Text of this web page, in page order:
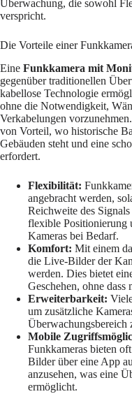
Überwachung, die sowohl
verspricht.
Die Vorteile einer
Eine Funkkamera mit
gegenüber traditionellen
kabellose Technologie
ohne die Notwendigkeit,
Verkabelungen
von Vorteil, wo historische
Gebäuden steht und eine
erfordert.
Flexibilität:
angebracht werden,
Reichweite des
flexible Positionierung
Kameras bei Bedarf.
Komfort: Mit einem
die Live-Bilder der
werden. Dies bietet
Geschehen, ohne dass
Erweiterbarkeit:
um zusätzliche
Überwachungsbereich
Mobile
Funkkameras bieten
Bilder über eine App
anzusehen, was eine
ermöglicht.